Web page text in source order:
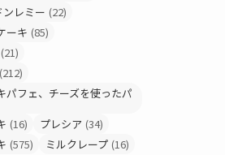
ンレミー (22)
ーキ (85)
(21)
(212)
パフェ、チーズを使ったパ
(16) プレシア (34)
(575) ミルクレープ (16)